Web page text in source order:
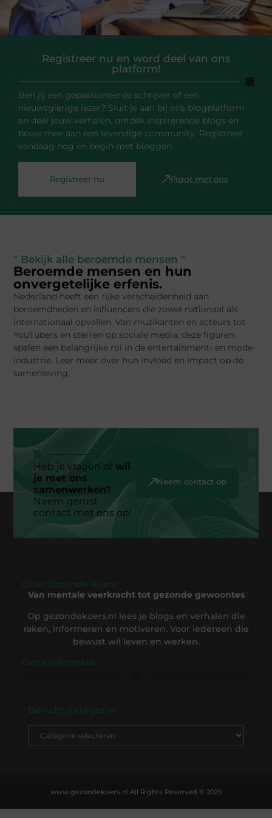
Registreer nu en word deel van ons
platform!
Ben jij een gepassioneerde schrijver of een
nieuwsgierige lezer? Sluit je aan bij ons blogplatform
en deel jouw verhalen, ontdek inspirerende blogs en
bouw mee aan een levendige community. Registreer
vandaag nog en begin met bloggen.
Registreer nu Praat met ons
" Bekijk alle beroemde mensen "
Beroemde mensen en hun
onvergetelijke erfenis.
Nederland heeft een rijke verscheidenheid aan
beroemdheden en influencers die zowel nationaal als
internationaal opvallen. Van muzikanten en acteurs tot
YouTubers en sterren op sociale media, deze figuren
spelen een belangrijke rol in de entertainment- en mode-
industrie. Leer meer over hun invloed en impact op de
samenleving.
Heb je vragen ofwil
je met ons
samenwerken?
Neem gerust
contact met ons op!
Neem contact op
Van mentale veerkracht tot gezonde gewoontes
Op gezondekoers.nl lees je blogs en verhalen die
raken, informeren en motiveren. Voor iedereen die
bewust wil leven en werken.
All Rights Reserved © 2025
www.gezondekoers.nl.